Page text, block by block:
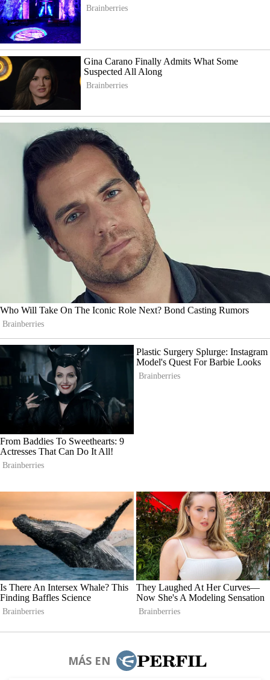
MÁS EN